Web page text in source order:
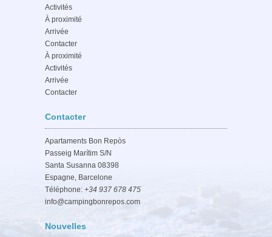
Activités
À proximité
Arrivée
Contacter
À proximité
Activités
Arrivée
Contacter
Contacter
Apartaments Bon Repòs
Passeig Marítim S/N
Santa Susanna 08398
Espagne, Barcelone
Téléphone: +34 937 678 475
info@campingbonrepos.com
Nouvelles